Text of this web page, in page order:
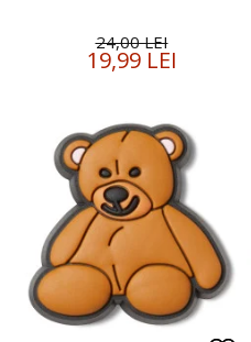
24,00 LEI
19,99 LEI